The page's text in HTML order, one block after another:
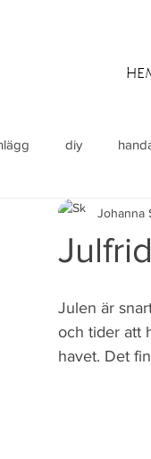
diy
Din Johanna
Julen är
och tider att
havet. Det